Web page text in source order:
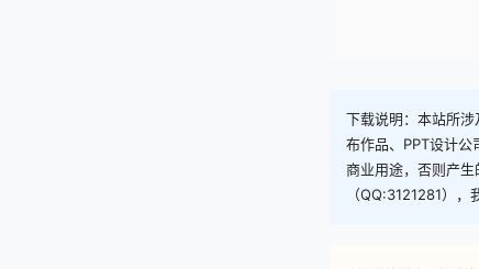
下载说明：本站所涉
布作品、PPT设计公
商业用途，否则产
（QQ:3121281），